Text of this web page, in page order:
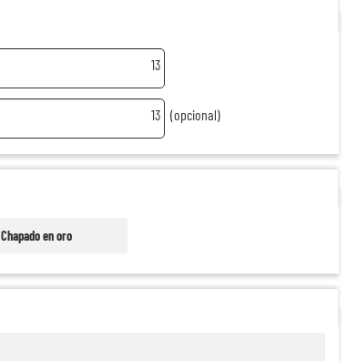
13
13 (opcional)
Chapado en oro